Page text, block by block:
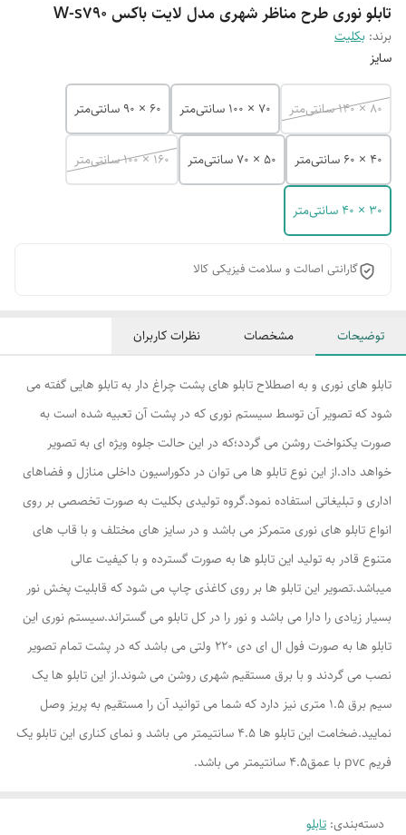
تابلو نوری طرح مناظر شهری مدل لایت باکس W-s790
برند: بکلیت
سایز
80 × 140 سانتی‌متر 70 × 100 سانتی‌متر 60 × 90 سانتی‌متر
40 × 60 سانتی‌متر 50 × 70 سانتی‌متر 160 × 100 سانتی‌متر
30 × 40 سانتی‌متر
گارانتی اصالت و سلامت فیزیکی کالا
توضیحات مشخصات نظرات کاربران
تابلو های نوری و به اصطلاح تابلو های پشت چراغ دار به تابلو هایی گفته می
شود که تصویر آن توسط سیستم نوری که در پشت آن تعبیه شده است به
صورت یکنواخت روشن می گردد؛که در این حالت جلوه ویژه ای به تصویر
خواهد داد.از این نوع تابلو ها می توان در دکوراسیون داخلی منازل و فضاهای
اداری و تبلیغاتی استفاده نمود.گروه تولیدی بکلیت به صورت تخصصی بر روی
انواع تابلو های نوری متمرکز می باشد و در سایز های مختلف و با قاب های
متنوع قادر به تولید این تابلو ها به صورت گسترده و با کیفیت عالی
میباشد.تصویر این تابلو ها بر روی کاغذی چاپ می شود که قابلیت پخش نور
بسیار زیادی را دارا می باشد و نور را در کل تابلو می گستراند.سیستم نوری این
تابلو ها به صورت فول ال ای دی 220 ولتی می باشد که در پشت تمام تصویر
نصب می گردند و با برق مستقیم شهری روشن می شوند.از این تابلو ها یک
سیم برق 1.5 متری نیز دارد که شما می توانید آن را مستقیم به پریز وصل
نمایید.ضخامت این تابلو ها 4.5 سانتیمتر می باشد و نمای کناری این تابلو یک
فریم pvc با عمق4.5 سانتیمتر می باشد.
دسته‌بندی: تابلو